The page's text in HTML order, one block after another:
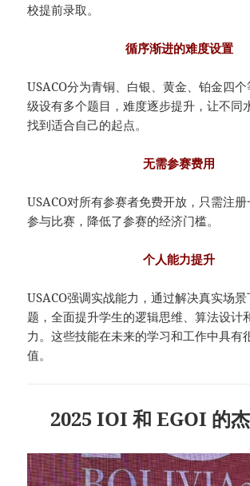
校提前录取。
循序渐进的难度设置
USACO分为青铜、白银、黄金、铂金四
级设有多个题目，难度逐步提升，让不同
找到适合自己的起点。
无需参赛费用
USACO对所有参赛者免费开放，只需注
参与比赛，降低了参赛的经济门槛。
个人能力提升
USACO强调实战能力，通过解决真实场
题，全面提升学生的逻辑思维、算法设计
力。这些技能在未来的学习和工作中具有
值。
2025 IOI 和 EGOI 的